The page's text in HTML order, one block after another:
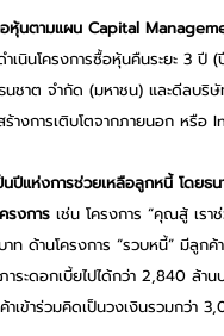
หุ้นตามแผน Capital
ำเนินโครงการซื้อหุ้นคืนระยะ 3
ชาต จำกัด (มหาชน) และดีลบริ
ร้างการเติบโตจากภายนอก หรือ
ปีแห่งการช่วยเหลือลูกหนี้ โดยธ
รงการ เช่น โครงการ “คุณสู้ เร
ด้านโครงการ “รวบหนี้” มีลูก
ระดอกเบี้ยไปได้กว่า 2,840 ล้
เข้าร่วมคิดเป็นวงเงินรวมกว่า